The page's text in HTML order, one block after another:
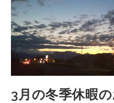
3月の冬季休暇